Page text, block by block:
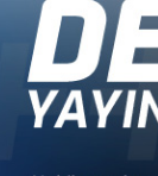
İş Konseyi